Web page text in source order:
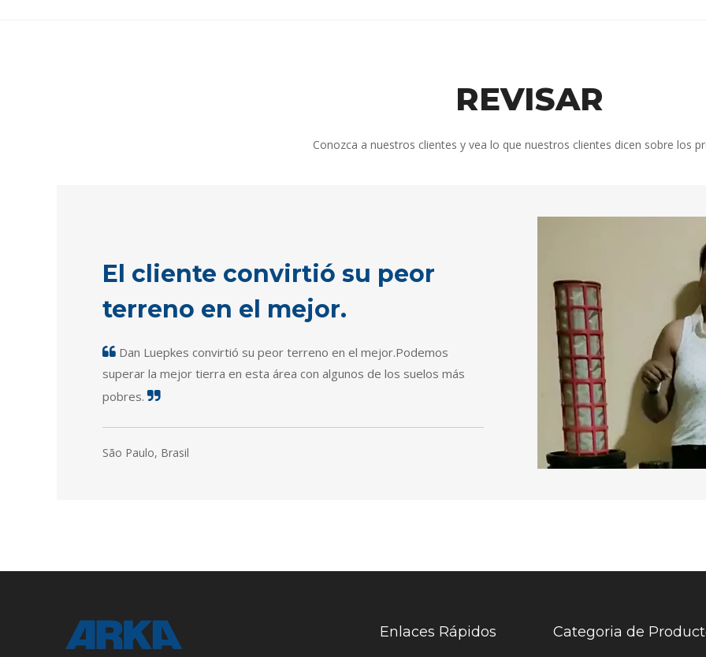
REVISAR
Conozca a nuestros clientes y vea lo que nuestros clientes dicen sobre los
El cliente convirtió su peor
terreno en el mejor.
 Dan Luepkes convirtió su peor terreno en el mejor.Podemos
superar la mejor tierra en esta área con algunos de los suelos más
pobres.
São Paulo, Brasil
Enlaces Rápidos Categoria de